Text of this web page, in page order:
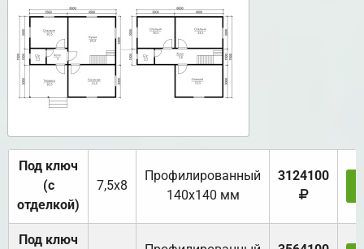
Под ключ
(с
отделкой)
7,5х8
Профилированный
140х140 мм
3124100
Под ключ